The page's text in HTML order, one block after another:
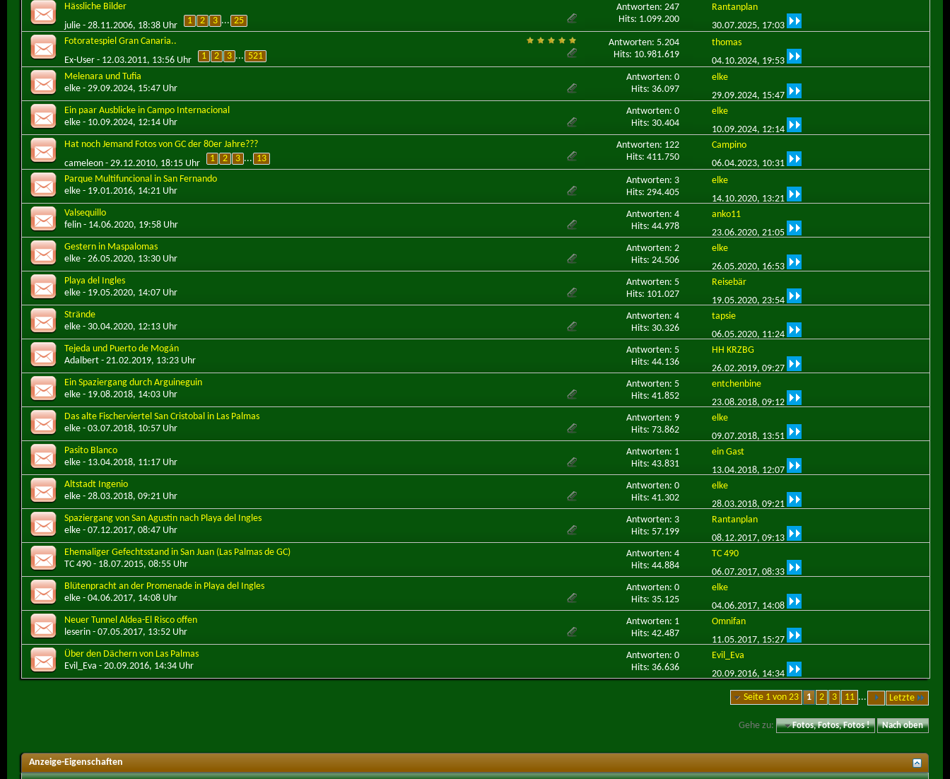
Hässliche Bilder
julie - 28.11.2006, 18:38 Uhr 1 2 3 ... 25
Antworten: 247
Hits: 1.099.200
Rantanplan
30.07.2025, 17:03
Fotoratespiel Gran Canaria..
Ex-User - 12.03.2011, 13:56 Uhr 1 2 3 ... 521
Antworten: 5.204
Hits: 10.981.619
thomas
04.10.2024, 19:53
Melenara und Tufia
elke - 29.09.2024, 15:47 Uhr
Antworten: 0
Hits: 36.097
elke
29.09.2024, 15:47
Ein paar Ausblicke in Campo Internacional
elke - 10.09.2024, 12:14 Uhr
Antworten: 0
Hits: 30.404
elke
10.09.2024, 12:14
Hat noch Jemand Fotos von GC der 80er Jahre???
cameleon - 29.12.2010, 18:15 Uhr 1 2 3 ... 13
Antworten: 122
Hits: 411.750
Campino
06.04.2023, 10:31
Parque Multifuncional in San Fernando
elke - 19.01.2016, 14:21 Uhr
Antworten: 3
Hits: 294.405
elke
14.10.2020, 13:21
Valsequillo
felin - 14.06.2020, 19:58 Uhr
Antworten: 4
Hits: 44.978
anko11
23.06.2020, 21:05
Gestern in Maspalomas
elke - 26.05.2020, 13:30 Uhr
Antworten: 2
Hits: 24.506
elke
26.05.2020, 16:53
Playa del Ingles
elke - 19.05.2020, 14:07 Uhr
Antworten: 5
Hits: 101.027
Reisebär
19.05.2020, 23:54
Strände
elke - 30.04.2020, 12:13 Uhr
Antworten: 4
Hits: 30.326
tapsie
06.05.2020, 11:24
Tejeda und Puerto de Mogán
Adalbert - 21.02.2019, 13:23 Uhr
Antworten: 5
Hits: 44.136
HH KRZBG
26.02.2019, 09:27
Ein Spaziergang durch Arguineguin
elke - 19.08.2018, 14:03 Uhr
Antworten: 5
Hits: 41.852
entchenbine
23.08.2018, 09:12
Das alte Fischerviertel San Cristobal in Las Palmas
elke - 03.07.2018, 10:57 Uhr
Antworten: 9
Hits: 73.862
elke
09.07.2018, 13:51
Pasito Blanco
elke - 13.04.2018, 11:17 Uhr
Antworten: 1
Hits: 43.831
ein Gast
13.04.2018, 12:07
Altstadt Ingenio
elke - 28.03.2018, 09:21 Uhr
Antworten: 0
Hits: 41.302
elke
28.03.2018, 09:21
Spaziergang von San Agustin nach Playa del Ingles
elke - 07.12.2017, 08:47 Uhr
Antworten: 3
Hits: 57.199
Rantanplan
08.12.2017, 09:13
Ehemaliger Gefechtsstand in San Juan (Las Palmas de GC)
TC 490 - 18.07.2015, 08:55 Uhr
Antworten: 4
Hits: 44.884
TC 490
06.07.2017, 08:33
Blütenpracht an der Promenade in Playa del Ingles
elke - 04.06.2017, 14:08 Uhr
Antworten: 0
Hits: 35.125
elke
04.06.2017, 14:08
Neuer Tunnel Aldea-El Risco offen
leserin - 07.05.2017, 13:52 Uhr
Antworten: 1
Hits: 42.487
Omnifan
11.05.2017, 15:27
Über den Dächern von Las Palmas
Evil_Eva - 20.09.2016, 14:34 Uhr
Antworten: 0
Hits: 36.636
Evil_Eva
20.09.2016, 14:34
Seite 1 von 23 1 2 3 11 ... Letzte
Gehe zu: Fotos, Fotos, Fotos ! Nach oben
Anzeige-Eigenschaften